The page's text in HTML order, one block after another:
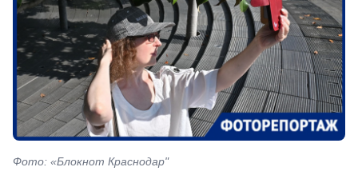
Фото: «Блокнот Краснодар"